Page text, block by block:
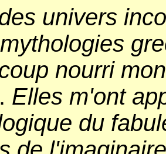
univers
nourri
Elles m'ont
du